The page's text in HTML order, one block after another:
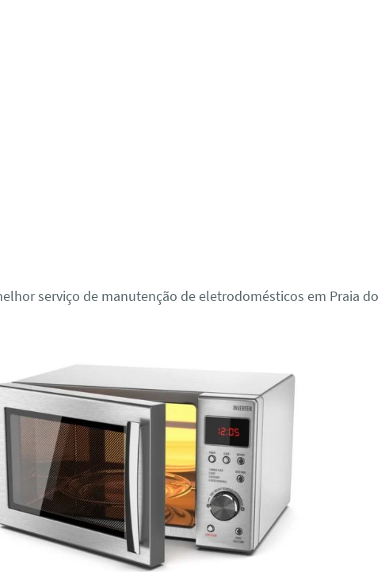
serviço de manutenção de eletrodomésticos em Praia do